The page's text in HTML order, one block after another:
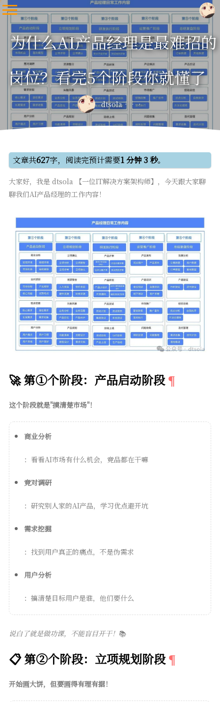
为什么AI产品经理是最难招的
岗位？看完5个阶段你就懂了
dtsola
文章共627字，阅读完预计需要1 分钟 3 秒。
大家好，我是 dtsola 【一位IT解决方案架构师】，今天跟大家聊
聊我们AI产品经理的工作内容！
🚀 第①个阶段：产品启动阶段
这个阶段就是"摸清楚市场"！
商业分析
：看看AI市场有什么机会，竞品都在干嘛
竞对调研
：研究别人家的AI产品，学习优点避开坑
需求挖掘
：找到用户真正的痛点，不是伪需求
用户分析
：搞清楚目标用户是谁，他们要什么
说白了就是做功课，不能盲目开干！ 📚
📋 第②个阶段：立项规划阶段
开始画大饼，但要画得有理有据！